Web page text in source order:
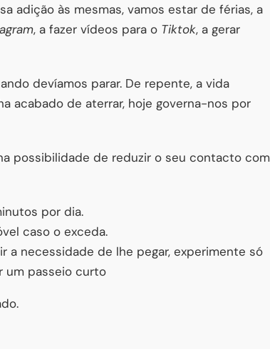
adição às mesmas, vamos estar de férias, a
, a fazer vídeos para o Tiktok, a gerar
devíamos parar. De repente, a vida
acabado de aterrar, hoje governa-nos por
possibilidade de reduzir o seu contacto com
por dia.
caso o exceda.
a necessidade de lhe pegar, experimente só
um passeio curto